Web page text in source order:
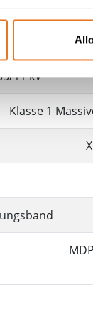
TRIPLEX KABEL
11 kV
Klasse 1